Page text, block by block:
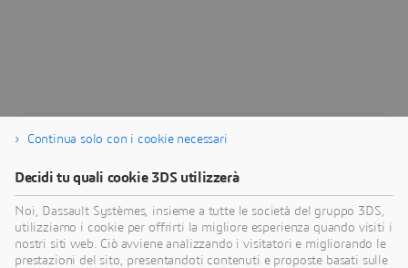
Dassault Systèmes è un catalizzatore del
progresso umano. Dal 1981, l'azienda è pioniera
nella creazione di mondi virtuali per migliorare la
vita reale di consumatori, pazienti e cittadini.
Continua solo con i cookie necessari
Decidi tu quali cookie 3DS utilizzerà
Noi, Dassault Systèmes, insieme a tutte le società del gruppo 3DS,
utilizziamo i cookie per offrirti la migliore esperienza quando visiti i
nostri siti web. Ciò avviene analizzando i visitatori e migliorando le
prestazioni del sito, presentandoti contenuti e proposte basati sulle